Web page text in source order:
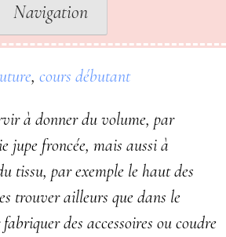
Navigation
, cours débutant
à donner du volume, par
jupe froncée, mais aussi à
tissu, par exemple le haut des
trouver ailleurs que dans le
des accessoires ou coudre